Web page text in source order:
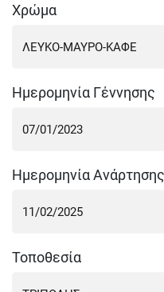
Χρώμα
Ημερομηνία Γέννησης
Ημερομηνία
Τοποθεσία